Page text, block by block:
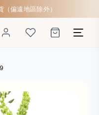
偏遠地區除外）